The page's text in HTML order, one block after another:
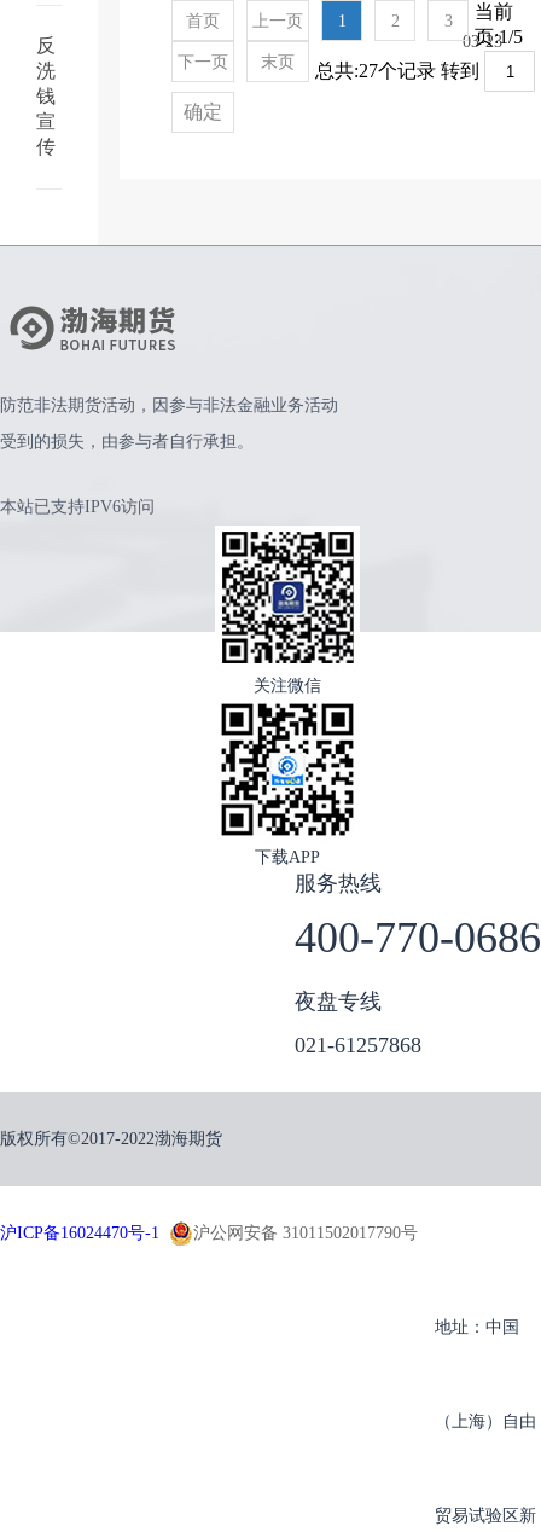
03-23
首页 上一页 1 2 3
下一页 末页
当前
页:1/5
总共:27个记录 转到
确定
反
洗
钱
宣
传
防范非法期货活动，因参与非法金融业务活动
受到的损失，由参与者自行承担。
本站已支持IPV6访问
关注微信
下载APP
服务热线
400-770-0686
夜盘专线
021-61257868
版权所有©2017-2022渤海期货
沪ICP备16024470号-1 沪公网安备 31011502017790号
地址：中国
（上海）自由
贸易试验区新